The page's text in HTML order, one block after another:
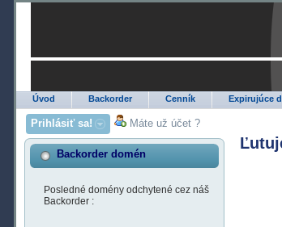
Úvod Backorder Cenník Expirujúce
Prihlásiť sa! Máte už účet ?
Backorder domén
Posledné domény odchytené cez náš
Backorder :